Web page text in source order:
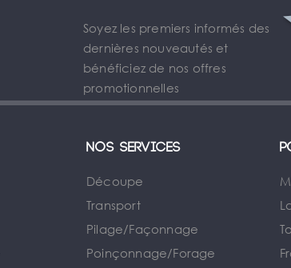
Soyez les premiers informés des
dernières nouveautés et
bénéficiez de nos offres
promotionnelles
Nos services
Découpe
Transport
Pilage/Façonnage
Poinçonnage/Forage